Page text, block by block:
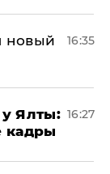
новый
16:35
у Ялты:
кадры
16:27